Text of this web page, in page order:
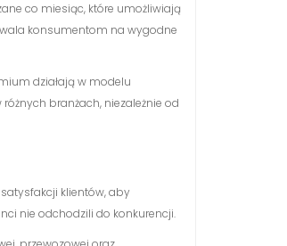
co miesiąc, które umożliwiają
konsumentom na wygodne
działają w modelu
branżach, niezależnie od
klientów, aby
nie odchodzili do konkurencji.